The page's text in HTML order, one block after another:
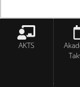
AKTS